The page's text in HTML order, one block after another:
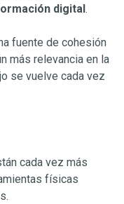
digital.
fuente de cohesión
más relevancia en la
se vuelve cada vez
cada vez más
físicas